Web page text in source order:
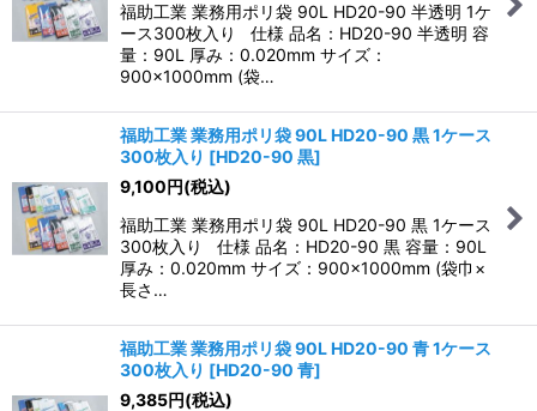
福助工業 業務用ポリ袋 90L HD20-90 半透明 1ケ
ース300枚入り 仕様 品名：HD20-90 半透明 容
量：90L 厚み：0.020mm サイズ：
900×1000mm (袋…
福助工業 業務用ポリ袋 90L HD20-90 黒 1ケース
300枚入り [HD20-90 黒]
9,100円(税込)
福助工業 業務用ポリ袋 90L HD20-90 黒 1ケース
300枚入り 仕様 品名：HD20-90 黒 容量：90L
厚み：0.020mm サイズ：900×1000mm (袋巾×
長さ…
福助工業 業務用ポリ袋 90L HD20-90 青 1ケース
300枚入り [HD20-90 青]
9,385円(税込)